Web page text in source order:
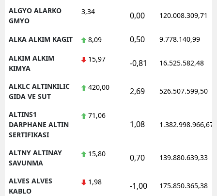
ALGYO ALARKO
GMYO
3,34 0,00 120.008.309,71
ALKA ALKIM KAGIT 8,09 0,50 9.778.140,99
ALKIM ALKIM
KIMYA
15,97 -0,81 16.525.582,48
ALKLC ALTINKILIC
GIDA VE SUT
420,00 2,69 526.507.599,50
ALTINS1
DARPHANE ALTIN
SERTIFIKASI
71,06
1,08 1.382.998.966,67
ALTNY ALTINAY
SAVUNMA
15,80 0,70 139.880.639,33
ALVES ALVES
KABLO
1,98 -1,00 175.850.365,38